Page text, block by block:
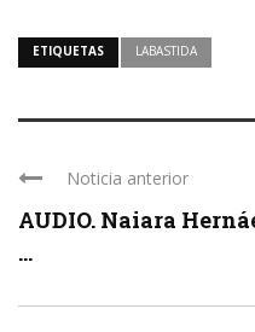
ETIQUETAS LABASTIDA
Noticia anterior
AUDIO. Naiara
...